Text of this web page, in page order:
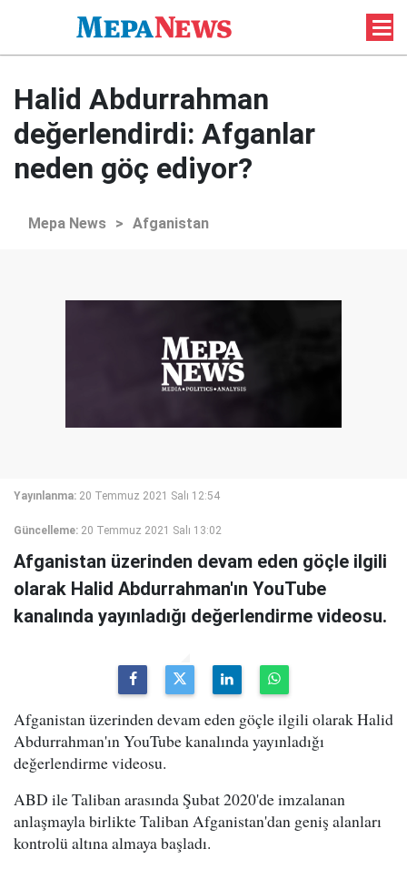
Halid Abdurrahman
değerlendirdi: Afganlar
neden göç ediyor?
Mepa News > Afganistan
Yayınlanma: 20 Temmuz 2021 Salı 12:54
Güncelleme: 20 Temmuz 2021 Salı 13:02
Afganistan üzerinden devam eden göçle ilgili
olarak Halid Abdurrahman'ın YouTube
kanalında yayınladığı değerlendirme videosu.
Afganistan üzerinden devam eden göçle ilgili olarak Halid
Abdurrahman'ın YouTube kanalında yayınladığı
değerlendirme videosu.
ABD ile Taliban arasında Şubat 2020'de imzalanan
anlaşmayla birlikte Taliban Afganistan'dan geniş alanları
kontrolü altına almaya başladı.